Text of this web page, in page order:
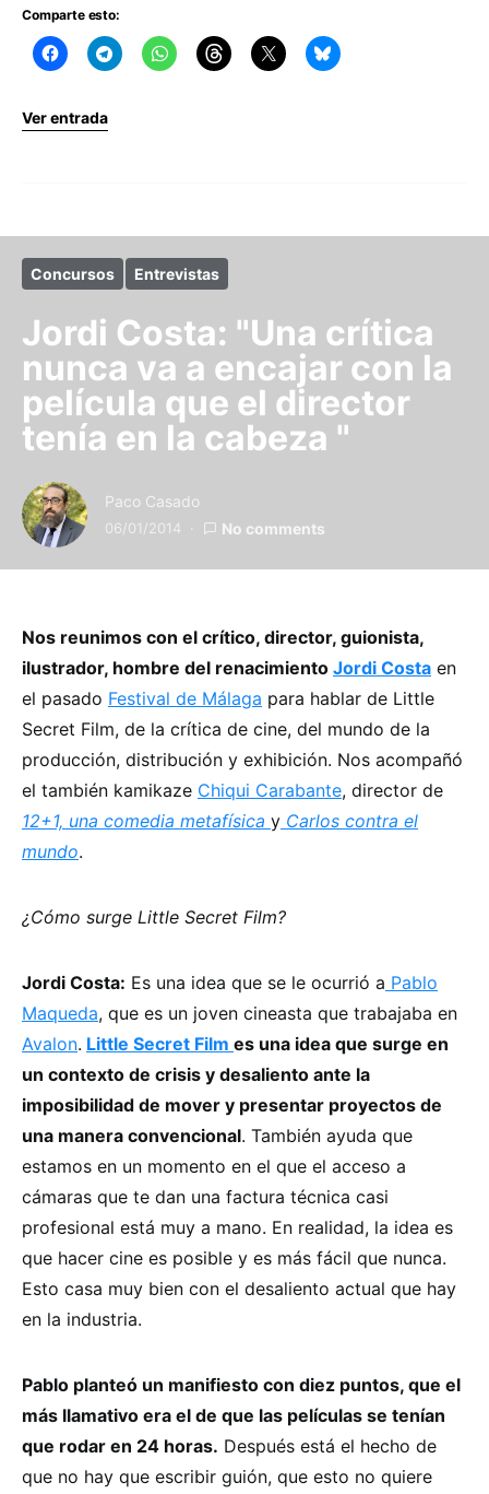
Comparte esto:
Ver entrada
Concursos Entrevistas
Jordi Costa: "Una crítica
nunca va a encajar con la
película que el director
tenía en la cabeza "
Paco Casado
06/01/2014 No comments
Nos reunimos con el crítico, director, guionista,
ilustrador, hombre del renacimiento Jordi Costa en
el pasado Festival de Málaga para hablar de Little
Secret Film, de la crítica de cine, del mundo de la
producción, distribución y exhibición. Nos acompañó
el también kamikaze Chiqui Carabante, director de
12+1, una comedia metafísica y Carlos contra el
mundo.
¿Cómo surge Little Secret Film?
Jordi Costa: Es una idea que se le ocurrió a Pablo
Maqueda, que es un joven cineasta que trabajaba en
Avalon. Little Secret Film es una idea que surge en
un contexto de crisis y desaliento ante la
imposibilidad de mover y presentar proyectos de
una manera convencional. También ayuda que
estamos en un momento en el que el acceso a
cámaras que te dan una factura técnica casi
profesional está muy a mano. En realidad, la idea es
que hacer cine es posible y es más fácil que nunca.
Esto casa muy bien con el desaliento actual que hay
en la industria.
Pablo planteó un manifiesto con diez puntos, que el
más llamativo era el de que las películas se tenían
que rodar en 24 horas. Después está el hecho de
que no hay que escribir guión, que esto no quiere